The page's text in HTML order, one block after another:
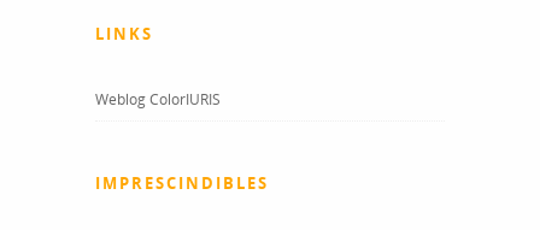
LINKS
Weblog ColorIURIS
IMPRESCINDIBLES